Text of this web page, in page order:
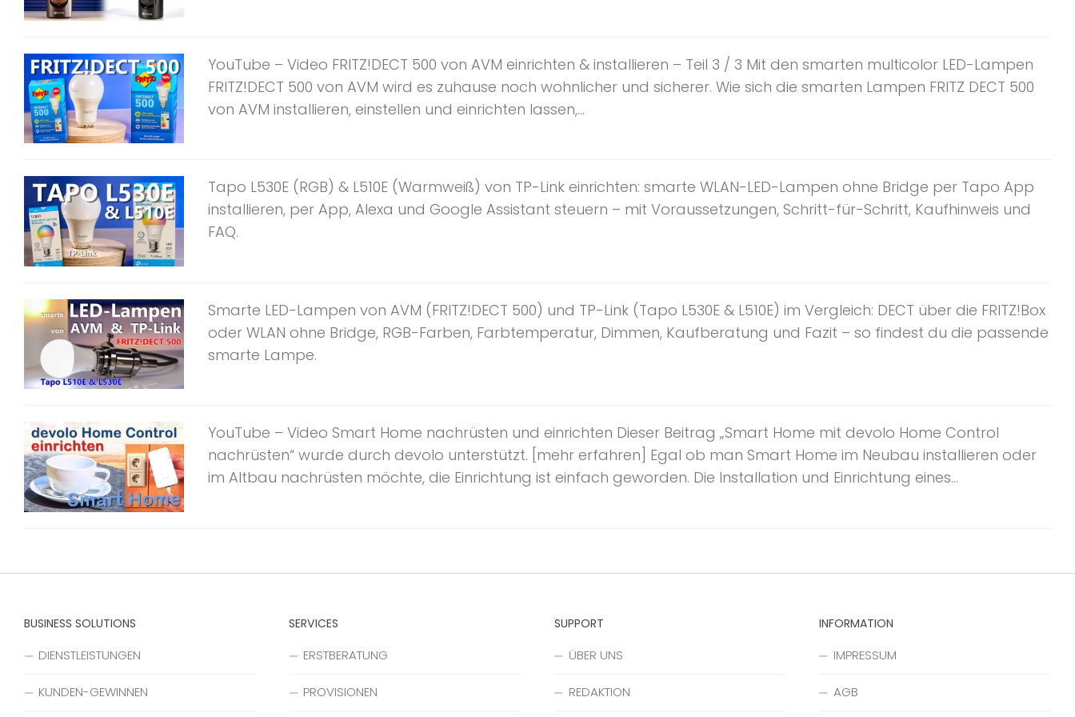
YouTube – Video FRITZ!DECT 500 von AVM einrichten & installieren – Teil 3 / 3 Mit den smarten multicolor LED-Lampen
FRITZ!DECT 500 von AVM wird es zuhause noch wohnlicher und sicherer. Wie sich die smarten Lampen FRITZ DECT 500
von AVM installieren, einstellen und einrichten lassen,...
Tapo L530E (RGB) & L510E (Warmweiß) von TP-Link einrichten: smarte WLAN-LED-Lampen ohne Bridge per Tapo App
installieren, per App, Alexa und Google Assistant steuern – mit Voraussetzungen, Schritt-für-Schritt, Kaufhinweis und
FAQ.
Smarte LED-Lampen von AVM (FRITZ!DECT 500) und TP-Link (Tapo L530E & L510E) im Vergleich: DECT über die FRITZ!Box
oder WLAN ohne Bridge, RGB-Farben, Farbtemperatur, Dimmen, Kaufberatung und Fazit – so findest du die passende
smarte Lampe.
YouTube – Video Smart Home nachrüsten und einrichten Dieser Beitrag „Smart Home mit devolo Home Control
nachrüsten“ wurde durch devolo unterstützt. [mehr erfahren] Egal ob man Smart Home im Neubau installieren oder
im Altbau nachrüsten möchte, die Einrichtung ist einfach geworden. Die Installation und Einrichtung eines...
BUSINESS SOLUTIONS
DIENSTLEISTUNGEN
KUNDEN-GEWINNEN
SERVICES
ERSTBERATUNG
PROVISIONEN
SUPPORT
ÜBER UNS
REDAKTION
INFORMATION
IMPRESSUM
AGB